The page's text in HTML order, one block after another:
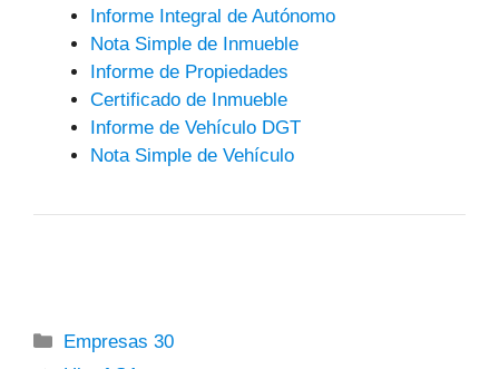
Informe Integral de Autónomo
Nota Simple de Inmueble
Informe de Propiedades
Certificado de Inmueble
Informe de Vehículo DGT
Nota Simple de Vehículo
Categorías
Empresas 30